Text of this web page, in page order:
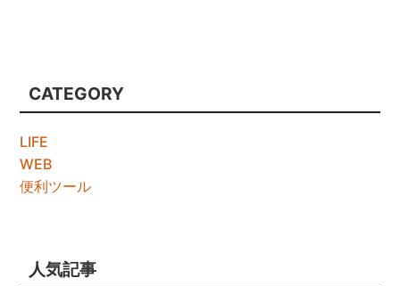
CATEGORY
LIFE
WEB
便利ツール
人気記事